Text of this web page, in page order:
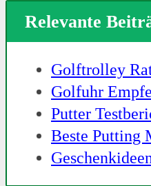
Relevante
Golftrolley
Golfuhr
Putter
Beste Putting